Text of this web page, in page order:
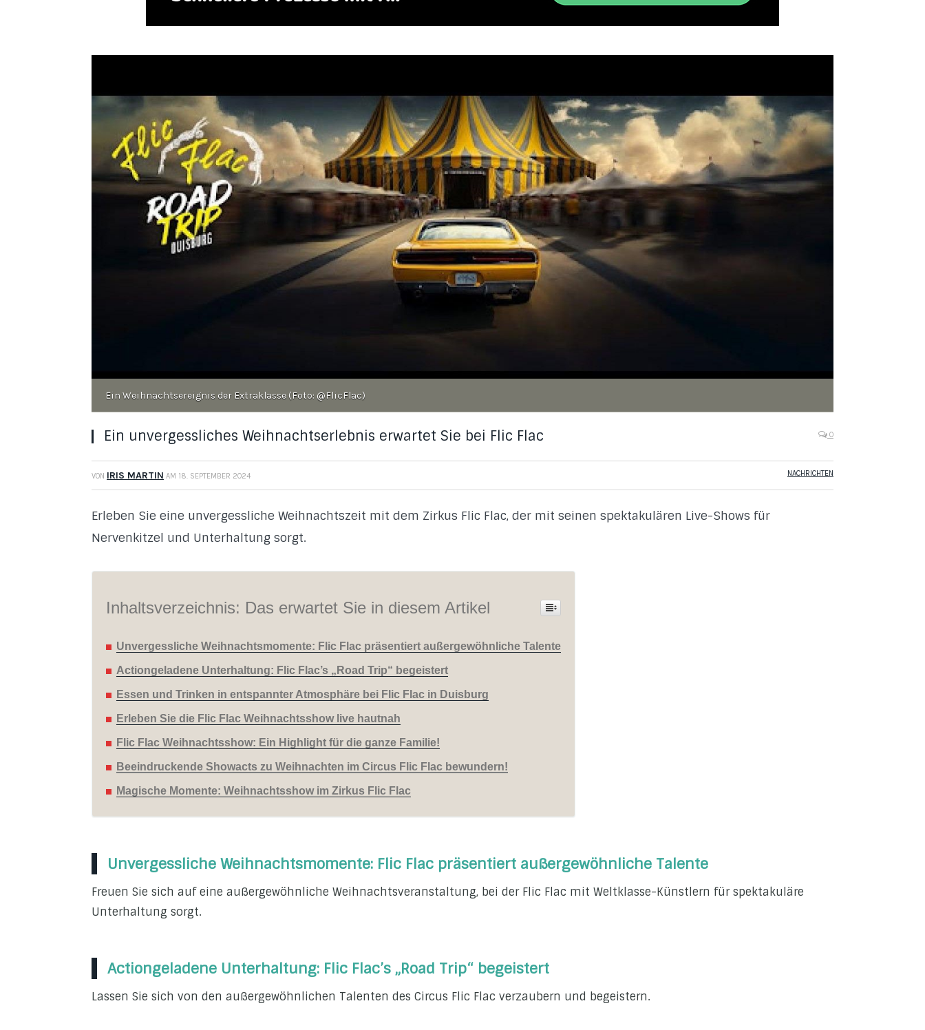
Ein Weihnachtsereignis der Extraklasse (Foto: @FlicFlac)
Ein unvergessliches Weihnachtserlebnis erwartet Sie bei Flic Flac 0
VON IRIS MARTIN AM 18. SEPTEMBER 2024 NACHRICHTEN
Erleben Sie eine unvergessliche Weihnachtszeit mit dem Zirkus Flic Flac, der mit seinen spektakulären Live-Shows für
Nervenkitzel und Unterhaltung sorgt.
Inhaltsverzeichnis: Das erwartet Sie in diesem Artikel
Unvergessliche Weihnachtsmomente: Flic Flac präsentiert außergewöhnliche Talente
Actiongeladene Unterhaltung: Flic Flac’s „Road Trip“ begeistert
Essen und Trinken in entspannter Atmosphäre bei Flic Flac in Duisburg
Erleben Sie die Flic Flac Weihnachtsshow live hautnah
Flic Flac Weihnachtsshow: Ein Highlight für die ganze Familie!
Beeindruckende Showacts zu Weihnachten im Circus Flic Flac bewundern!
Magische Momente: Weihnachtsshow im Zirkus Flic Flac
Unvergessliche Weihnachtsmomente: Flic Flac präsentiert außergewöhnliche Talente
Freuen Sie sich auf eine außergewöhnliche Weihnachtsveranstaltung, bei der Flic Flac mit Weltklasse-Künstlern für spektakuläre
Unterhaltung sorgt.
Actiongeladene Unterhaltung: Flic Flac’s „Road Trip“ begeistert
Lassen Sie sich von den außergewöhnlichen Talenten des Circus Flic Flac verzaubern und begeistern.